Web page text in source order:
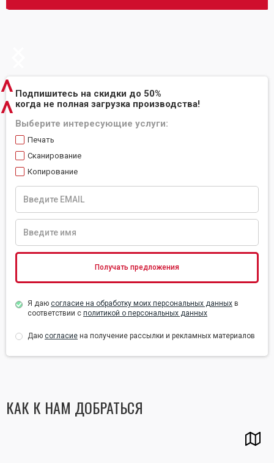
Подпишитесь на скидки до 50%
когда не полная загрузка производства!
Выберите интересующие услуги:
Печать
Сканирование
Копирование
Я даю согласие на обработку моих персональных данных в
соответствии с политикой о персональных данных
Даю согласие на получение рассылки и рекламных материалов
КАК К НАМ ДОБРАТЬСЯ
^
^